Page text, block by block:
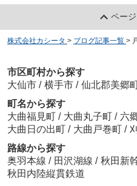
ペー
株式会社カシータ > ブログ記事一覧 >
市区町村から探す
大仙市 / 横手市 / 仙北郡美郷
町名から探す
大曲福見町 / 大曲丸子町 / 六
大曲日の出町 / 大曲戸巻町 /
路線から探す
奥羽本線 / 田沢湖線 / 秋田新
秋田内陸縦貫鉄道